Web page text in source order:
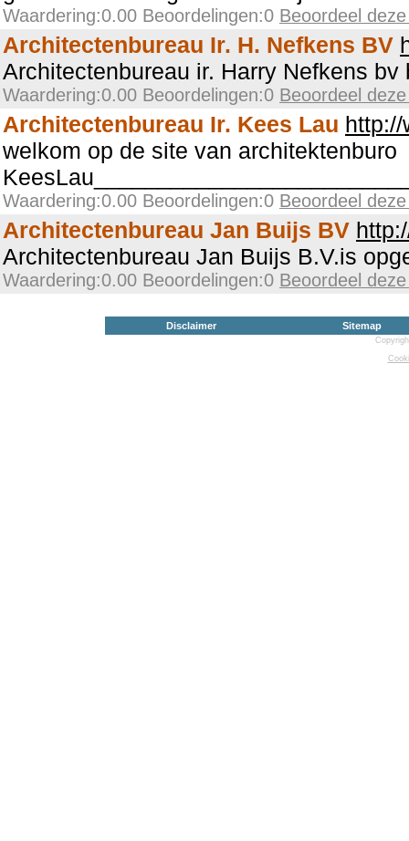
Waardering:0.00 Beoordelingen:0 Beoordeel
Architectenbureau Ir. H. Nefkens BV
Architectenbureau ir. Harry Nefkens bv
Waardering:0.00 Beoordelingen:0 Beoordeel
Architectenbureau Ir. Kees Lau http://
welkom op de site van architektenburo
Waardering:0.00 Beoordelingen:0 Beoordeel
Architectenbureau Jan Buijs BV
Architectenbureau Jan Buijs B.V.is
Waardering:0.00 Beoordelingen:0 Beoordeel
Disclaimer Sitemap